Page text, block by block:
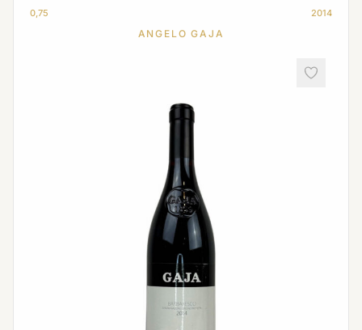
0,75 2014
ANGELO GAJA